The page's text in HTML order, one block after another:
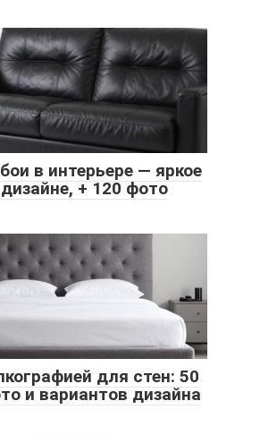
в интерьере — яркое
+ 120 фото
для стен: 50
и вариантов дизайна